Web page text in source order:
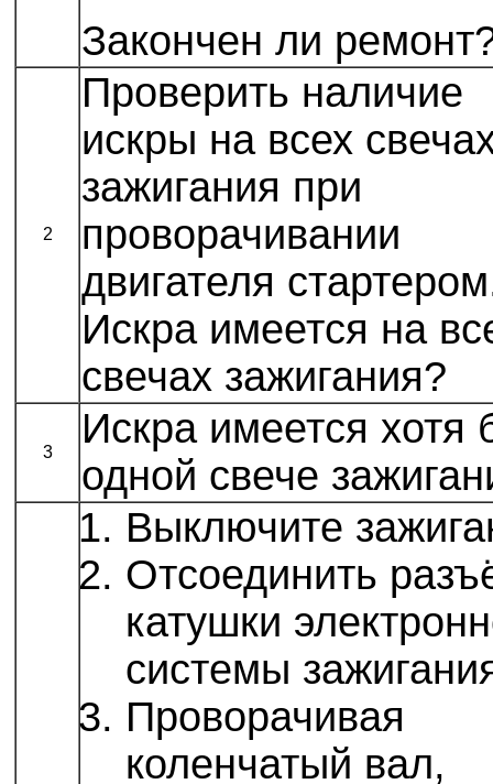
Закончен ли
2
Проверить наличие
искры на всех
зажигания при
проворачивании
двигателя
Искра имеется на
свечах зажигания?
3
Искра имеется хотя
одной свече
Выключите
Отсоединить
катушки
системы
Проворачивая
коленчатый вал,